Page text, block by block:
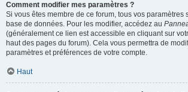
Comment modifier mes paramètres ?
Si vous êtes membre de ce forum, tous vos paramètres
base de données. Pour les modifier, accédez au
(généralement ce lien est accessible en cliquant sur
haut des pages du forum). Cela vous permettra de
paramètres et préférences de votre compte.
Haut